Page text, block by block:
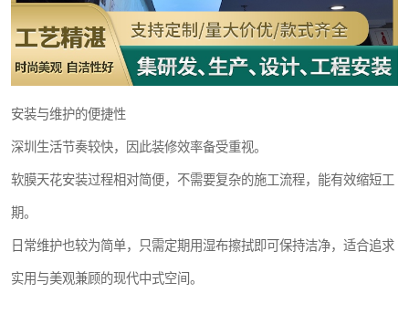
安装与维护的便捷性
深圳生活节奏较快，因此装修效率备受重视。
软膜天花安装过程相对简便，不需要复杂的施工流程，能有效缩短工
期。
日常维护也较为简单，只需定期用湿布擦拭即可保持洁净，适合追求
实用与美观兼顾的现代中式空间。